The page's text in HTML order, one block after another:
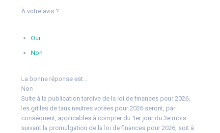
À votre avis ?
Oui
Non
La bonne réponse est…
Non
Suite à la publication tardive de la loi de finances pour 2026,
les grilles de taux neutres votées pour 2026 seront, par
conséquent, applicables à compter du 1er jour du 3e mois
suivant la promulgation de la loi de finances pour 2026, soit à